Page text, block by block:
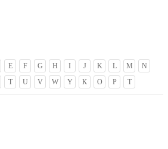
E F G H I J K L M
N
T U V W Y К О Р Т